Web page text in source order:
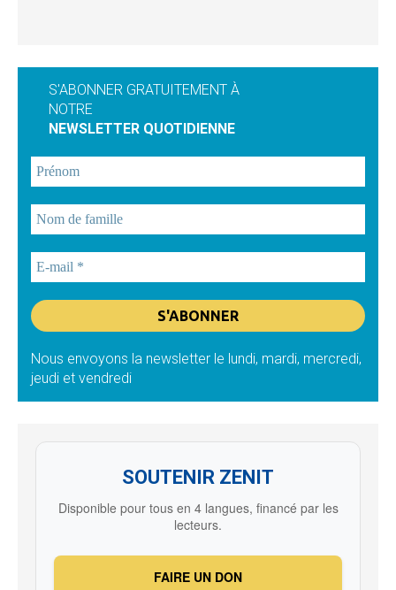
S'ABONNER GRATUITEMENT À
NOTRE
NEWSLETTER QUOTIDIENNE
Nous envoyons la newsletter le lundi, mardi, mercredi,
jeudi et vendredi
SOUTENIR ZENIT
Disponible pour tous en 4 langues, financé par les
lecteurs.
FAIRE UN DON